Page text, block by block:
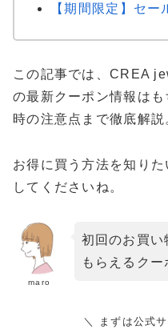
【期間限定】セー
この記事では、CREA
の最新クーポン情報は
時の注意点まで徹底解説
お得に買う方法を知り
してくださいね。
maro
初回のお買
もらえるクー
＼ まずは公式